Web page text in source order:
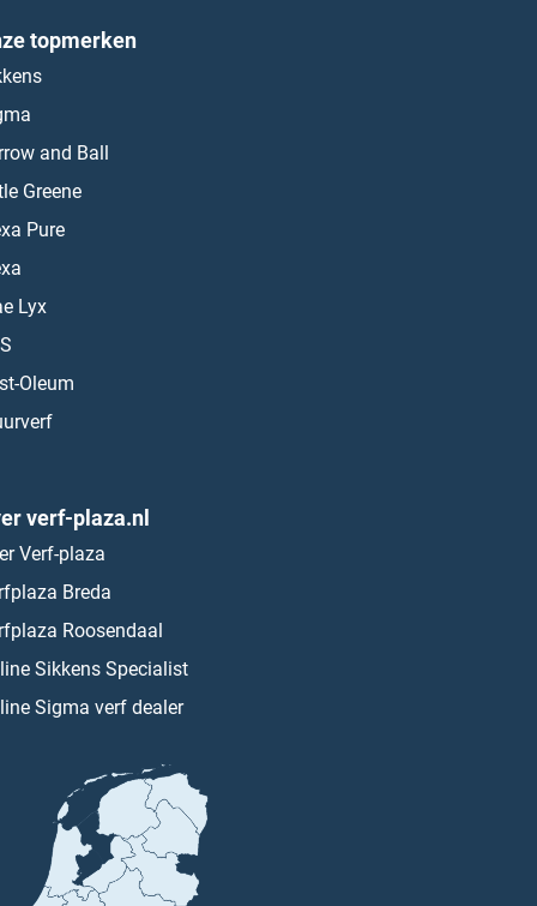
topmerken
and Ball
Greene
Pure
Lyx
Oleum
verf-plaza.nl
Verf-plaza
Breda
Roosendaal
Sikkens Specialist
Sigma verf dealer